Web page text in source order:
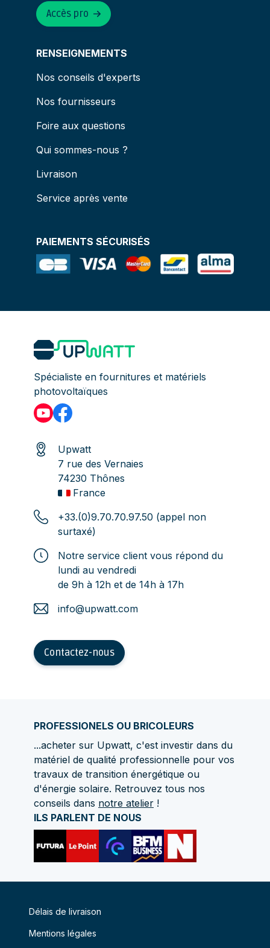
RENSEIGNEMENTS
Nos conseils d'experts
Nos fournisseurs
Foire aux questions
Qui sommes-nous ?
Livraison
Service après vente
Accès pro
PAIEMENTS SÉCURISÉS
Spécialiste en fournitures et matériels
photovoltaïques
Upwatt
7 rue des Vernaies
74230 Thônes
France
+33.(0)9.70.70.97.50 (appel non
surtaxé)
Notre service client vous répond du
lundi au vendredi
de 9h à 12h et de 14h à 17h
info@upwatt.com
Contactez-nous
PROFESSIONELS OU BRICOLEURS
...acheter sur Upwatt, c'est investir dans du
matériel de qualité professionnelle pour vos
travaux de transition énergétique ou
d'énergie solaire. Retrouvez tous nos
conseils dans notre atelier !
ILS PARLENT DE NOUS
Délais de livraison
Mentions légales